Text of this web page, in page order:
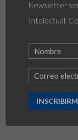
Newsletter
Intelectual,